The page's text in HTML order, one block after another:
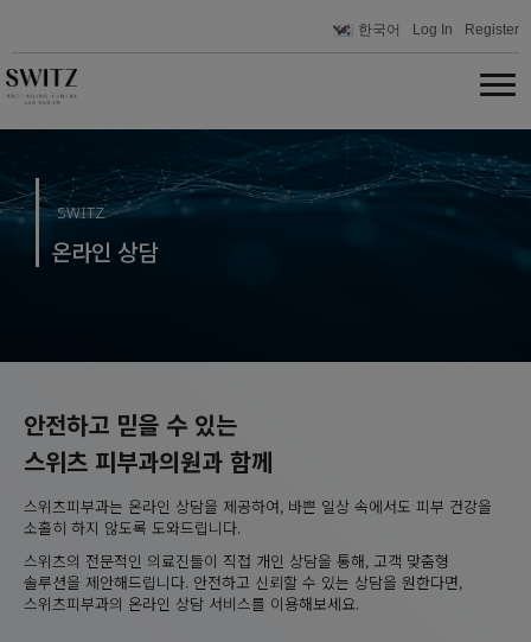
한국어 Log In Register
SWITZ
온라인 상담
안전하고 믿을 수 있는
스위츠 피부과의원과 함께
스위츠피부과는 온라인 상담을 제공하여, 바쁜 일상 속에서도 피부 건강을
소홀히 하지 않도록 도와드립니다.
스위츠의 전문적인 의료진들이 직접 개인 상담을 통해, 고객 맞춤형
솔루션을 제안해드립니다. 안전하고 신뢰할 수 있는 상담을 원한다면,
스위츠피부과의 온라인 상담 서비스를 이용해보세요.